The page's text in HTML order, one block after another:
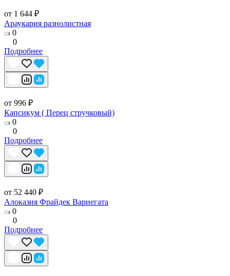
от 1 644 ₽
Араукария разнолистная
0
0
Подробнее
от 996 ₽
Капсикум ( Перец стручковый)
0
0
Подробнее
от 52 440 ₽
Алоказия Фрайдек Вариегата
0
0
Подробнее